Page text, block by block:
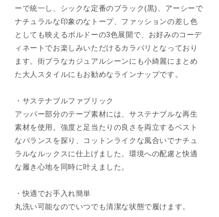
ーで統一し、シックな定番のブラック(黒)、アーシーで
ナチュラルな印象のなトープ、ファッションの差し色
としても映えるボルドーの3色展開で、お好みのコーデ
ィネートでお楽しみいただけるカラバリとなっており
ます。街ブラなカジュアルシーンにも小綺麗にまとめ
た大人スタイルにもお勧めなラインナップです。
・サステナブルファブリック
アッパー部分のテープ素材には、サステナブルな再生
素材を使用。強度と足当たりの良さを両立するベスト
なバランスを探り、コットンライクな風合いでナチュ
ラルなルックスに仕上げました。環境への配慮と快適
な履き心地を同時に叶えました。
・快適でお手入れ簡単
丸洗い可能なのでいつでも清潔な状態で履けます。